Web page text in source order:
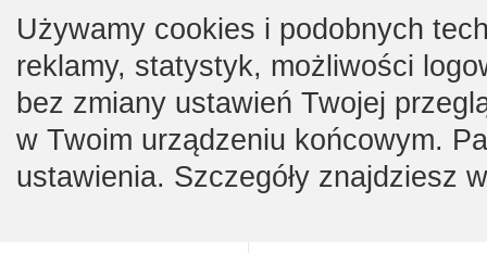
Używamy cookies i podobnych
reklamy, statystyk, możliwości
bez zmiany ustawień Twojej
w Twoim urządzeniu końcowym.
ustawienia. Szczegóły znajdziesz